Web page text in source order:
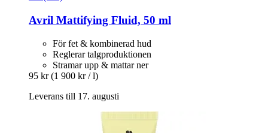
Avril Mattifying Fluid, 50 ml
För fet & kombinerad hud
Reglerar talgproduktionen
Stramar upp & mattar ner
95 kr (1 900 kr / l)
Leverans till 17. augusti